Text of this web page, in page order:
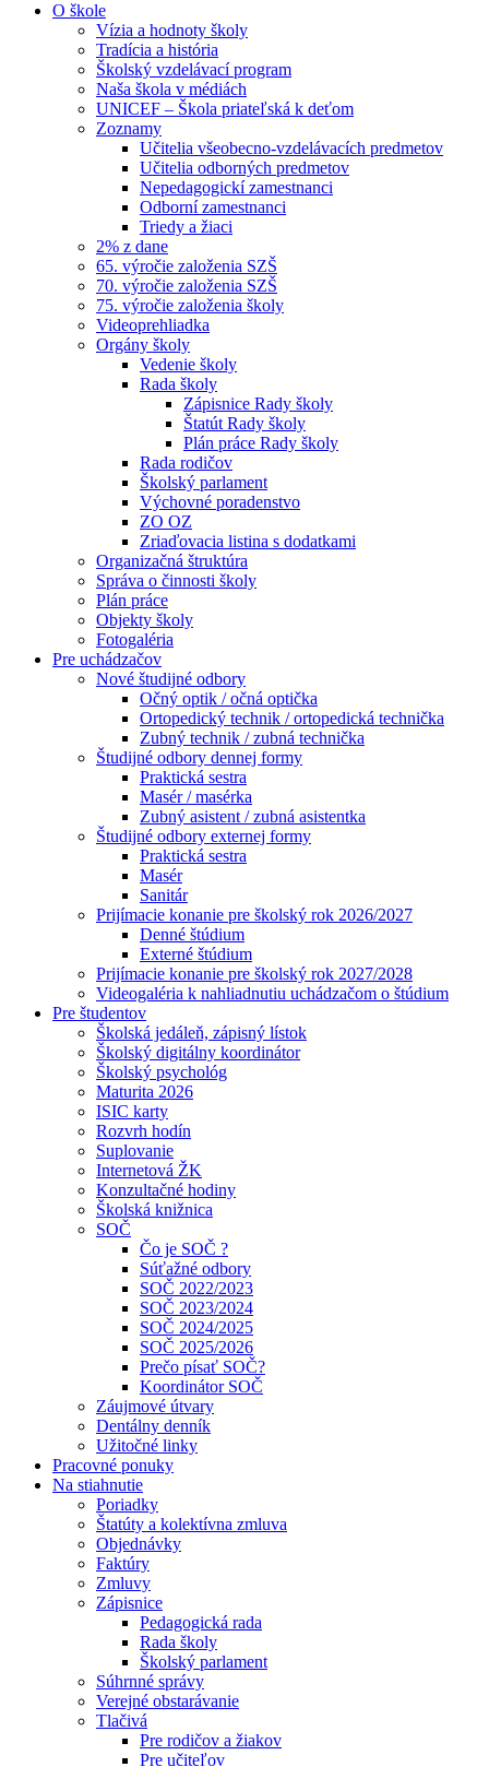
O škole
Vízia a hodnoty školy
Tradícia a história
Školský vzdelávací program
Naša škola v médiách
UNICEF – Škola priateľská k deťom
Zoznamy
Učitelia všeobecno-vzdelávacích predmetov
Učitelia odborných predmetov
Nepedagogickí zamestnanci
Odborní zamestnanci
Triedy a žiaci
2% z dane
65. výročie založenia SZŠ
70. výročie založenia SZŠ
75. výročie založenia školy
Videoprehliadka
Orgány školy
Vedenie školy
Rada školy
Zápisnice Rady školy
Štatút Rady školy
Plán práce Rady školy
Rada rodičov
Školský parlament
Výchovné poradenstvo
ZO OZ
Zriaďovacia listina s dodatkami
Organizačná štruktúra
Správa o činnosti školy
Plán práce
Objekty školy
Fotogaléria
Pre uchádzačov
Nové študijné odbory
Očný optik / očná optička
Ortopedický technik / ortopedická technička
Zubný technik / zubná technička
Študijné odbory dennej formy
Praktická sestra
Masér / masérka
Zubný asistent / zubná asistentka
Študijné odbory externej formy
Praktická sestra
Masér
Sanitár
Prijímacie konanie pre školský rok 2026/2027
Denné štúdium
Externé štúdium
Prijímacie konanie pre školský rok 2027/2028
Videogaléria k nahliadnutiu uchádzačom o štúdium
Pre študentov
Školská jedáleň, zápisný lístok
Školský digitálny koordinátor
Školský psychológ
Maturita 2026
ISIC karty
Rozvrh hodín
Suplovanie
Internetová ŽK
Konzultačné hodiny
Školská knižnica
SOČ
Čo je SOČ ?
Súťažné odbory
SOČ 2022/2023
SOČ 2023/2024
SOČ 2024/2025
SOČ 2025/2026
Prečo písať SOČ?
Koordinátor SOČ
Záujmové útvary
Dentálny denník
Užitočné linky
Pracovné ponuky
Na stiahnutie
Poriadky
Štatúty a kolektívna zmluva
Objednávky
Faktúry
Zmluvy
Zápisnice
Pedagogická rada
Rada školy
Školský parlament
Súhrnné správy
Verejné obstarávanie
Tlačivá
Pre rodičov a žiakov
Pre učiteľov